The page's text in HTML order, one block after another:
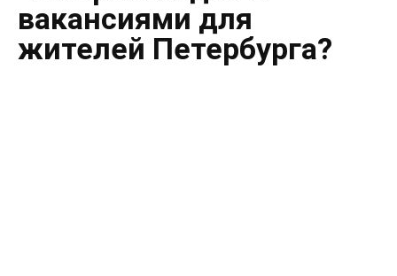
вакансиями для
жителей Петербурга?